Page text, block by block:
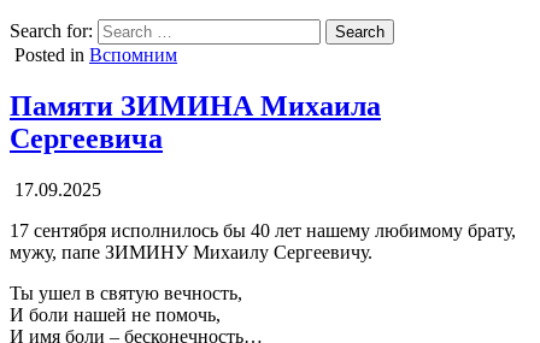
Search for:
Posted in Вспомним
Памяти ЗИМИНА Михаила
Сергеевича
17.09.2025
17 сентября исполнилось бы 40 лет нашему любимому брату,
мужу, папе ЗИМИНУ Михаилу Сергеевичу.
Ты ушел в святую вечность,
И боли нашей не помочь,
И имя боли – бесконечность…